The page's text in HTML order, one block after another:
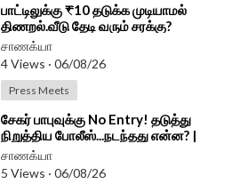
⁣பாட்டிலுக்கு ₹10 தடுக்க முடியாமல்
திணறல்.வீடு தேடி வரும் சரக்கு?
Minister Vignesh Press Meet | TVK
சாணக்யா
4 Views · 06/08/26
Press Meets
⁣சேகர் பாபுவுக்கு No Entry! தடுத்து
நிறுத்திய போலீஸ்...நடந்தது என்ன? |
Tiruthani | HRCE
சாணக்யா
5 Views · 06/08/26